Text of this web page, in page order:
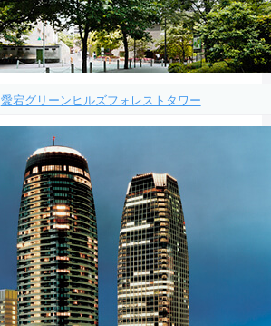
愛宕グリーンヒルズフォレストタワー